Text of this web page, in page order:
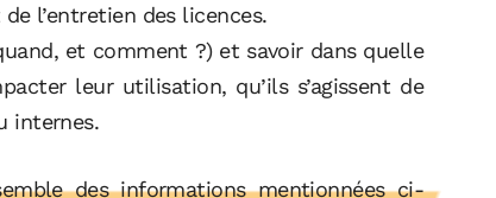
l’entretien des licences.
et comment ?) et savoir dans quelle
leur utilisation, qu’ils s’agissent de
internes.
des informations mentionnées ci-